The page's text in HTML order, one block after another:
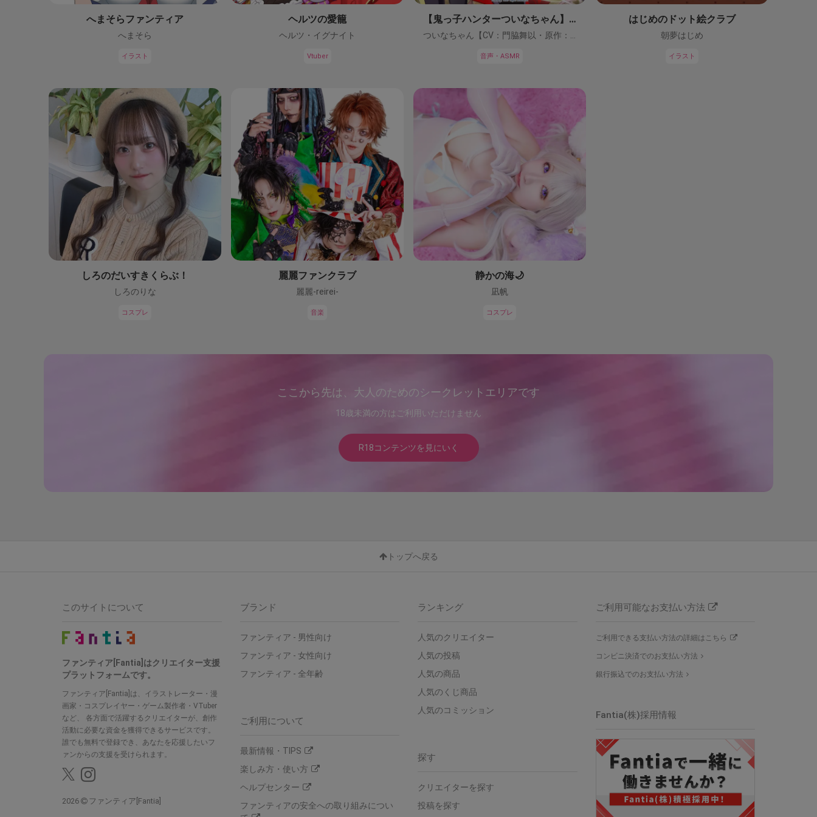
へまそらファンティア
へまそら
イラスト
ヘルツの愛籠
ヘルツ・イグナイト
Vtuber
【鬼っ子ハンターついなちゃん】（CV：門脇舞以）プロジェクト！
音声・ASMR
はじめのドット絵クラブ
朝夢はじめ
イラスト
しろのだいすきくらぶ！
しろのりな
コスプレ
麗麗ファンクラブ
麗麗-reirei-
音楽
静かの海🌙
凪帆
コスプレ
ここから先は、大人のためのシークレットエリアです
18歳未満の方はご利用いただけません
R18コンテンツを見にいく
トップへ戻る
ブランド
ファンティア - 男性向け
ファンティア - 女性向け
ファンティア - 全年齢
ご利用について
最新情報・TIPS
楽しみ方・使い方
ヘルプセンター
ファンティアの安全への取り組みについ
ランキング
人気のクリエイター
人気の投稿
人気の商品
人気のくじ商品
人気のコミッション
探す
クリエイターを探す
投稿を探す
ご利用可能なお支払い方法
ご利用できる支払い方法の詳細はこちら
コンビニ決済でのお支払い方法
銀行振込でのお支払い方法
Fantia(株)採用情報
このサイトについて
ファンティア[Fantia]はクリエイター支援
プラットフォームです。
ファンティア[Fantia]は、イラストレーター・漫
画家・コスプレイヤー・ゲーム製作者・VTuber
など、 各方面で活躍するクリエイターが、創作
活動に必要な資金を獲得できるサービスです。
誰でも無料で登録でき、あなたを応援したいフ
ァンからの支援を受けられます。
2026 ファンティア[Fantia]